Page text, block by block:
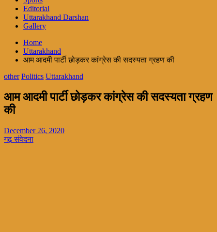
Editorial
Uttarakhand Darshan
Gallery
Home
Uttarakhand
आम आदमी पार्टी छोड़कर कांग्रेस की सदस्यता ग्रहण की
other Politics Uttarakhand
आम आदमी पार्टी छोड़कर कांग्रेस की सदस्यता ग्रहण
की
December 26, 2020
गढ़ संवेदना